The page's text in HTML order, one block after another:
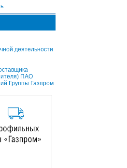
деятельности
ПАО
Группы Газпром